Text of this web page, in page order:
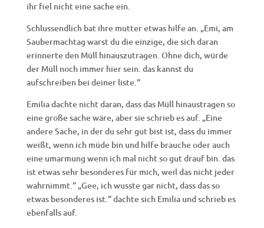
ihr fiel nicht eine sache ein.
Schlussendlich bat ihre mutter etwas hilfe an. „Emi, am
Saubermachtag warst du die einzige, die sich daran
erinnerte den Müll hinauszutragen. Ohne dich, würde
der Müll noch immer hier sein. das kannst du
aufschreiben bei deiner liste.“
Emilia dachte nicht daran, dass das Müll hinaustragen so
eine große sache wäre, aber sie schrieb es auf. „Eine
andere Sache, in der du sehr gut bist ist, dass du immer
weißt, wenn ich müde bin und hilfe brauche oder auch
eine umarmung wenn ich mal nicht so gut drauf bin. das
ist etwas sehr besonderes für mich, weil das nicht jeder
wahrnimmt.“ „Gee, ich wusste gar nicht, dass das so
etwas besonderes ist.“ dachte sich Emilia und schrieb es
ebenfalls auf.